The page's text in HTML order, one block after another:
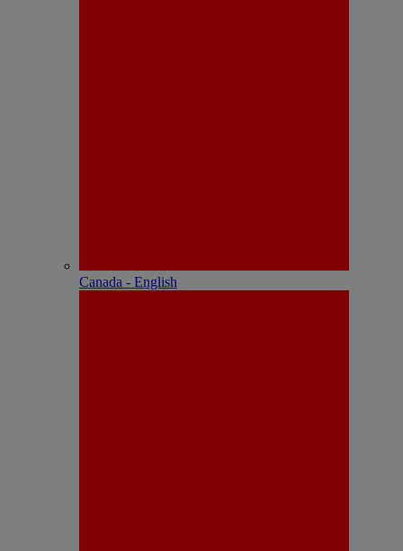
Canada - English